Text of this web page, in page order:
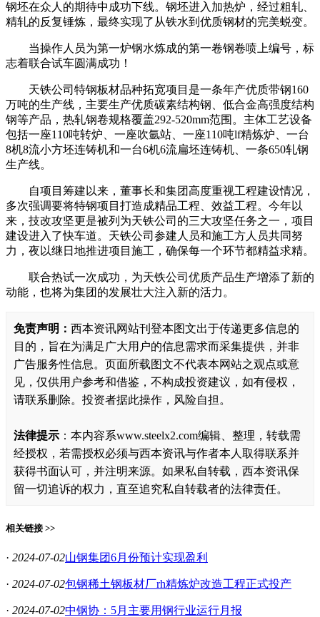
钢坯在众人的期待中成功下线。钢坯进入加热炉，经过粗轧、
精轧的反复锤炼，最终实现了从铁水到优质钢材的完美蜕变。
当操作人员为第一炉钢水炼成的第一卷钢卷喷上编号，标
志着联合试车圆满成功！
天铁公司特钢板材品种拓宽项目是一条年产优质带钢160
万吨的生产线，主要生产优质碳素结构钢、低合金高强度结构
钢等产品，热轧钢卷规格覆盖292-520mm范围。主体工艺设备
包括一座110吨转炉、一座吹氩站、一座110吨lf精炼炉、一台
8机8流小方坯连铸机和一台6机6流扁坯连铸机、一条650轧钢
生产线。
自项目筹建以来，董事长和集团高度重视工程建设情况，
多次强调要将特钢项目打造成精品工程、效益工程。今年以
来，技改攻坚更是被列为天铁公司的三大攻坚任务之一，项目
建设进入了快车道。天铁公司参建人员和施工方人员共同努
力，夜以继日地推进项目施工，确保每一个环节都精益求精。
联合热试一次成功，为天铁公司优质产品生产增添了新的
动能，也将为集团的发展壮大注入新的活力。
免责声明： 西本资讯网站刊登本图文出于传递更多信息的
目的，旨在为满足广大用户的信息需求而采集提供，并非
广告服务性信息。页面所载图文不代表本网站之观点或意
见，仅供用户参考和借鉴，不构成投资建议，如有侵权，
请联系删除。投资者据此操作，风险自担。
法律提示 ：本内容系www.steelx2.com编辑、整理，转载需
经授权，若需授权必须与西本资讯与作者本人取得联系并
获得书面认可，并注明来源。如果私自转载，西本资讯保
留一切追诉的权力，直至追究私自转载者的法律责任。
相关链接 >>
· 2024-07-02山钢集团6月份预计实现盈利
· 2024-07-02包钢稀土钢板材厂rh精炼炉改造工程正式投产
· 2024-07-02中钢协：5月主要用钢行业运行月报